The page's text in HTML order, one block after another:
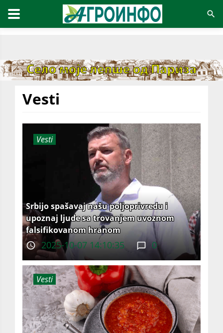
Vesti
Vesti
Srbijo spašavaj našu poljoprivredu i
upoznaj ljude sa trovanjem uvoznom
falsifikovanom hranom
2025-10-07 14:10:35 0
Vesti